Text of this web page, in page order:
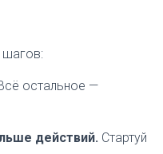
шагов:
остальное —
действий. Стартуй